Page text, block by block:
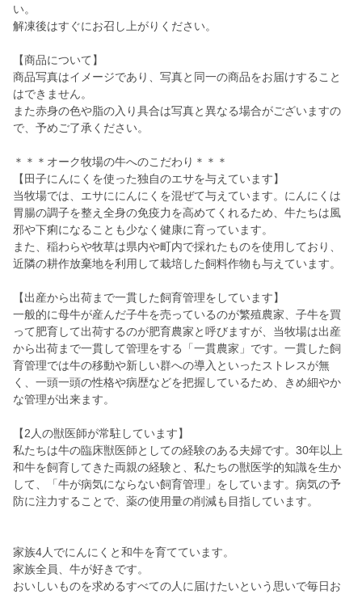
い。
解凍後はすぐにお召し上がりください。
【商品について】
商品写真はイメージであり、写真と同一の商品をお届けすること
はできません。
また赤身の色や脂の入り具合は写真と異なる場合がございますの
で、予めご了承ください。
＊＊＊オーク牧場の牛へのこだわり＊＊＊
【田子にんにくを使った独自のエサを与えています】
当牧場では、エサににんにくを混ぜて与えています。にんにくは
胃腸の調子を整え全身の免疫力を高めてくれるため、牛たちは風
邪や下痢になることも少なく健康に育っています。
また、稲わらや牧草は県内や町内で採れたものを使用しており、
近隣の耕作放棄地を利用して栽培した飼料作物も与えています。
【出産から出荷まで一貫した飼育管理をしています】
一般的に母牛が産んだ子牛を売っているのが繁殖農家、子牛を買
って肥育して出荷するのが肥育農家と呼びますが、当牧場は出産
から出荷まで一貫して管理をする「一貫農家」です。一貫した飼
育管理では牛の移動や新しい群への導入といったストレスが無
く、一頭一頭の性格や病歴などを把握しているため、きめ細やか
な管理が出来ます。
【2人の獣医師が常駐しています】
私たちは牛の臨床獣医師としての経験のある夫婦です。30年以上
和牛を飼育してきた両親の経験と、私たちの獣医学的知識を生か
して、「牛が病気にならない飼育管理」をしています。病気の予
防に注力することで、薬の使用量の削減も目指しています。
家族4人でにんにくと和牛を育てています。
家族全員、牛が好きです。
おいしいものを求めるすべての人に届けたいという思いで毎日お